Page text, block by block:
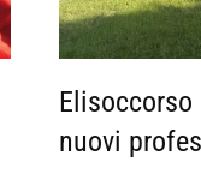
nuovi